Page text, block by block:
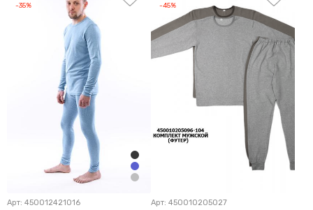
-35%
Арт: 450012421016
-45%
Арт: 450010205027